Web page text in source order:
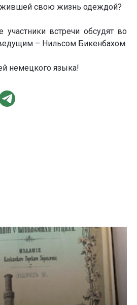
свою жизнь одеждой?
участники встречи обсудят во
– Нильсом Бикенбахом.
немецкого языка!